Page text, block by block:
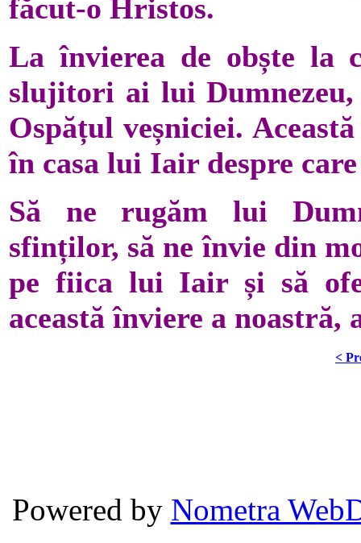
făcut-o Hristos.
La învierea de obște la
slujitori ai lui
Ospățul veșniciei.
în casa lui Iair despre
Să ne rugăm lui
sfinților, să ne învie din
pe fiica lui Iair și să
această înviere a
<
Powered by Nometra